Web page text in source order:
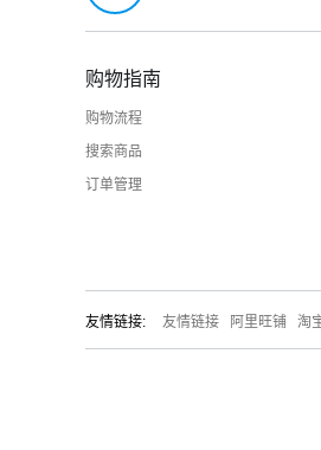
购物指南
购物流程
搜索商品
订单管理
友情链接: 友情链接 阿里旺铺 淘